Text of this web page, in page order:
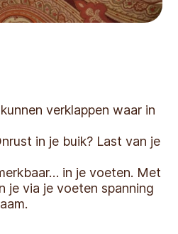
verklappen waar in
in je buik? Last van je
in je voeten. Met
je via je voeten spanning